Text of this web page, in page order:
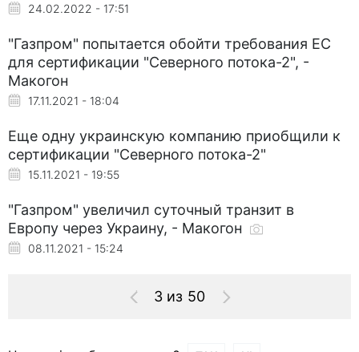
24.02.2022 - 17:51
"Газпром" попытается обойти требования ЕС
для сертификации "Северного потока-2", -
Макогон
17.11.2021 - 18:04
Еще одну украинскую компанию приобщили к
сертификации "Северного потока-2"
15.11.2021 - 19:55
"Газпром" увеличил суточный транзит в
Европу через Украину, - Макогон
08.11.2021 - 15:24
3 из 50